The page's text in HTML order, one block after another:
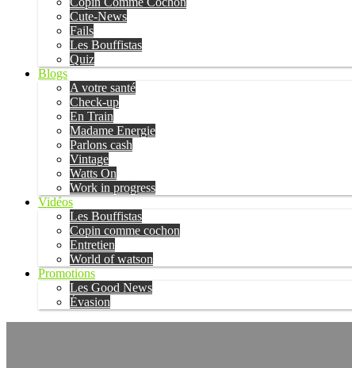
Cute-News
Fails
Les Bouffistas
Quiz
Blogs
A votre santé
Check-up
En Train
Madame Energie
Parlons cash
Vintage
Watts On
Work in progress
Vidéos
Les Bouffistas
Copin comme cochon
Entretien
World of watson
Promotions
Les Good News
Évasion